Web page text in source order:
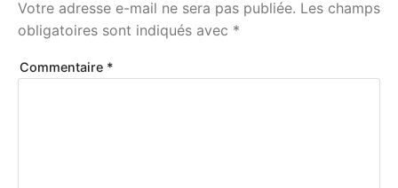
Votre adresse e-mail ne sera pas publiée. Les champs
obligatoires sont indiqués avec *
Commentaire *